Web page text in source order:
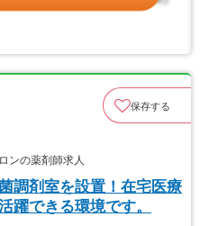
保存する
の薬剤師求人
調剤室を設置！在宅医療
躍できる環境です。